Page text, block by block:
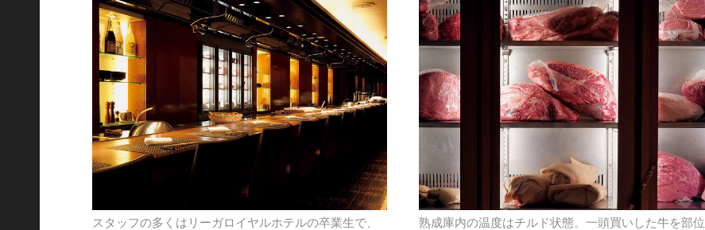
スタッフの多くはリーガロイヤルホテルの卒業生で、
熟成庫内の温度はチルド状態。一頭買いした牛を部位